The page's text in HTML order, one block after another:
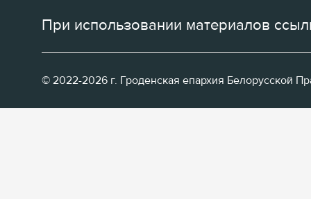
При использовании материалов
© 2022-2026 г. Гроденская епархия Белорусской